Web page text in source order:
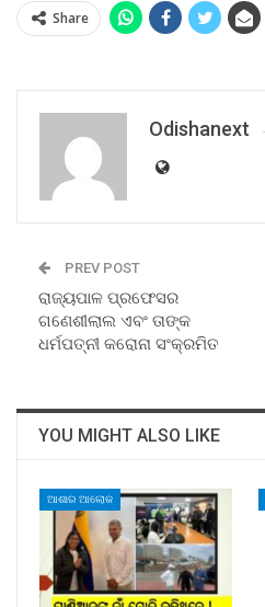
Share
Odishanext
PREV POST
ରାଜ୍ୟପାଳ ପ୍ରଫେସର
ଗଣେଶୀଲାଲ ଏବଂ ତାଙ୍କ
ଧର୍ମପତ୍ନୀ କରୋନା ସଂକ୍ରମିତ
YOU MIGHT ALSO LIKE
ଆଶାର ଆଲୋକ